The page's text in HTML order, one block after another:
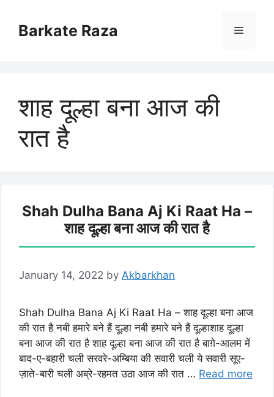
contentBarkate Raza Menu
शाह दूल्हा बना आज की
रात है
Shah Dulha Bana Aj Ki Raat Ha –
शाह दूल्हा बना आज की रात है
January 14, 2022 by Akbarkhan
Shah Dulha Bana Aj Ki Raat Ha – शाह दूल्हा बना आज
की रात है नबी हमारे बने हैं दूल्हा नबी हमारे बने हैं दूल्हाशाह दूल्हा
बना आज की रात है शाह दूल्हा बना आज की रात है बाग़े-आलम में
बाद-ए-बहारी चली सरवरे-अम्बिया की सवारी चली ये सवारी सूए-
ज़ाते-बारी चली अब्रे-रहमत उठा आज की रात … Read more